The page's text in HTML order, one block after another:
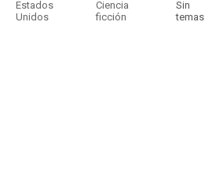
Estados
Unidos
Ciencia
ficción
Sin
temas